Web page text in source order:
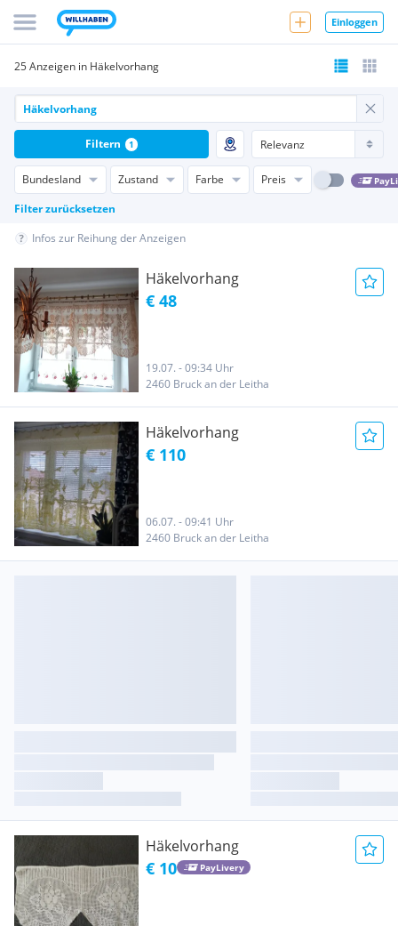
Einloggen
25 Anzeigen in Häkelvorhang
Bundesland Zustand Farbe Preis
Filter zurücksetzen
Filtern 1
Infos zur Reihung der Anzeigen
Häkelvorhang
€ 48
19.07. - 09:34 Uhr
2460 Bruck an der Leitha
Häkelvorhang
€ 110
06.07. - 09:41 Uhr
2460 Bruck an der Leitha
Häkelvorhang
€ 10 PayLivery